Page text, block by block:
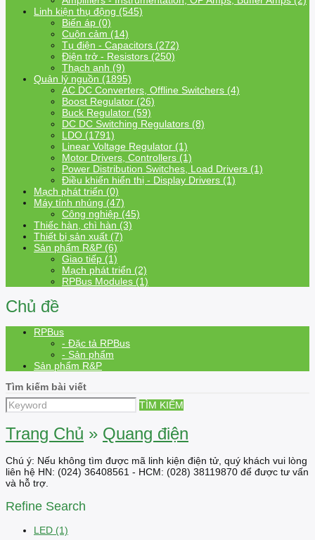
Linh kiện thụ động (545)
Biến áp (0)
Cuộn cảm (14)
Tụ điện - Capacitors (272)
Điện trở - Resistors (250)
Thạch anh (9)
Quản lý nguồn (1895)
AC DC Converters, Offline Switchers (4)
Boost Regulator (26)
Buck Regulator (59)
DC DC Switching Regulators (8)
LDO (1791)
Linear Voltage Regulator (1)
Motor Drivers, Controllers (1)
Power Distribution Switches, Load Drivers (1)
Điều khiển hiển thị - Display Drivers (1)
Mạch phát triển (0)
Máy tính nhúng (47)
Công nghiệp (45)
Thiếc hàn, chì hàn (3)
Thiết bị sản xuất (7)
Sản phẩm R&P (6)
Giao tiếp (1)
Mạch phát triển (2)
RPBus Modules (1)
Chủ đề
RPBus
- Đặc tả RPBus
- Sản phẩm
Sản phẩm R&P
Tìm kiếm bài viết
TÌM KIẾM
Trang Chủ » Quang điện
Chú ý: Nếu không tìm được mã linh kiện điện tử, quý khách vui lòng
liên hệ HN: (024) 36408561 - HCM: (028) 38119870 để được tư vấn
và hỗ trợ.
Refine Search
LED (1)